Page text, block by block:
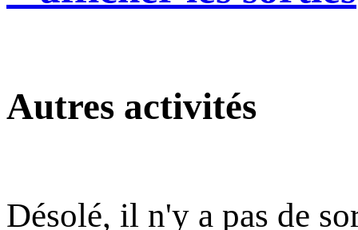
Autres activités
Désolé, il n'y a pas de